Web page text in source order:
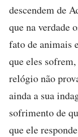
descendem de
que na verdade
fato de animais
que eles
relógio não
ainda a sua
sofrimento de
que ele